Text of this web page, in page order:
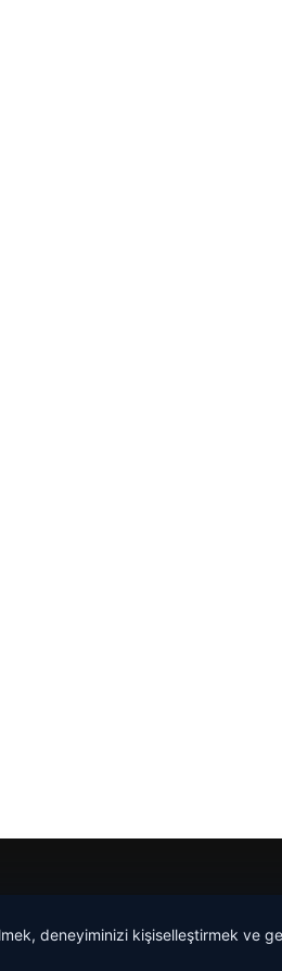
deneyiminizi kişiselleştirmek ve